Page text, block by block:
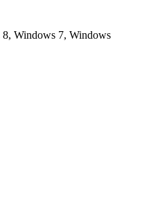
Windows 7, Windows